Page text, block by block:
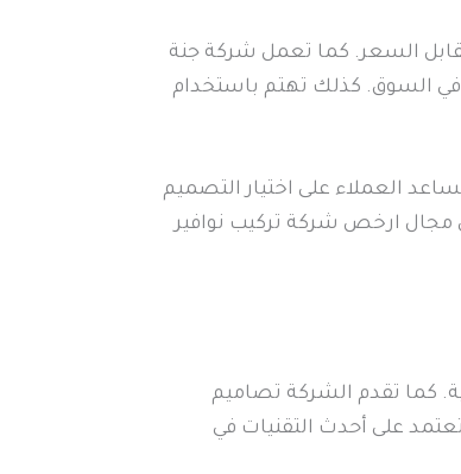
السعر. كما تعمل شركة جنة
السوق. كذلك تهتم باستخدام
العملاء على اختيار التصميم
ارخص شركة تركيب نوافير
كما تقدم الشركة تصاميم
على أحدث التقنيات في